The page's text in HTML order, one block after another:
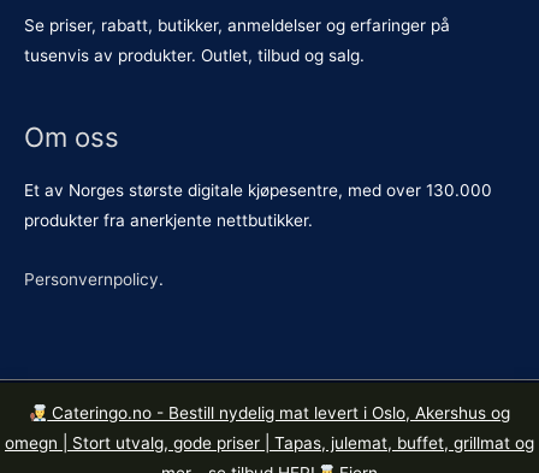
Cateringo.no - Bestill nydelig mat levert i Oslo, Akershus og
omegn | Stort utvalg, gode priser | Tapas, julemat, buffet, grillmat og
Se priser, rabatt, butikker, anmeldelser og erfaringer på
tusenvis av produkter. Outlet, tilbud og salg.
Om oss
Et av Norges største digitale kjøpesentre, med over 130.000
produkter fra anerkjente nettbutikker.
Personvernpolicy.
Kopirett © 2026Butikkene.no. Org. nr. 921 615 426 MVA.
Mandalls gate 14, 0190 Oslo.